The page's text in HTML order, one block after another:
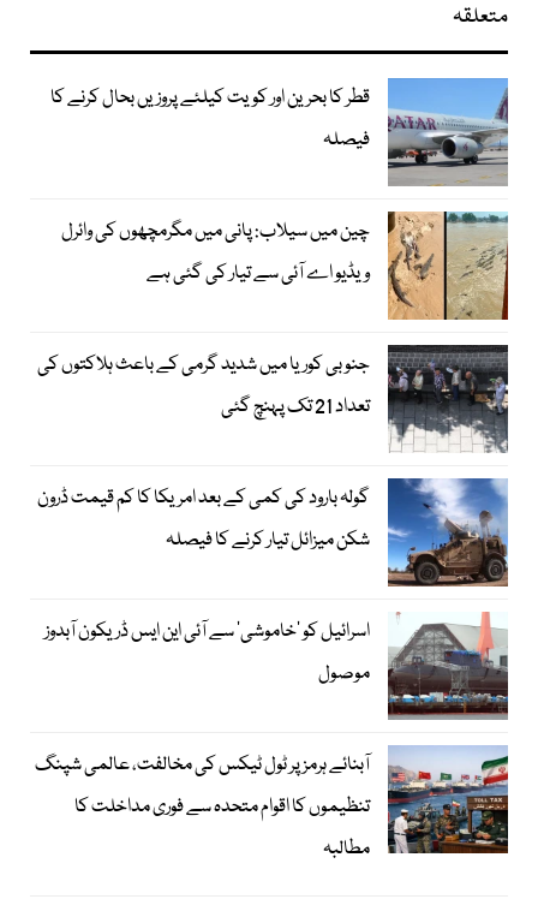
متعلقہ
قطر کا بحرین اور کویت کیلئے پروزیں بحال کرنے کا
فیصلہ
چین میں سیلاب: پانی میں مگرمچھوں کی وائرل
ویڈیو اے آئی سے تیار کی گئی ہے
جنوبی کوریا میں شدید گرمی کے باعث ہلاکتوں کی
تعداد 21 تک پہنچ گئی
گولہ بارود کی کمی کے بعد امریکا کا کم قیمت ڈرون
شکن میزائل تیار کرنے کا فیصلہ
اسرائیل کو ’خاموشی‘ سے آئی این ایس ڈریکون آبدوز
موصول
آبنائے ہرمز پر ٹول ٹیکس کی مخالفت، عالمی شپنگ
تنظیموں کا اقوام متحدہ سے فوری مداخلت کا
مطالبہ